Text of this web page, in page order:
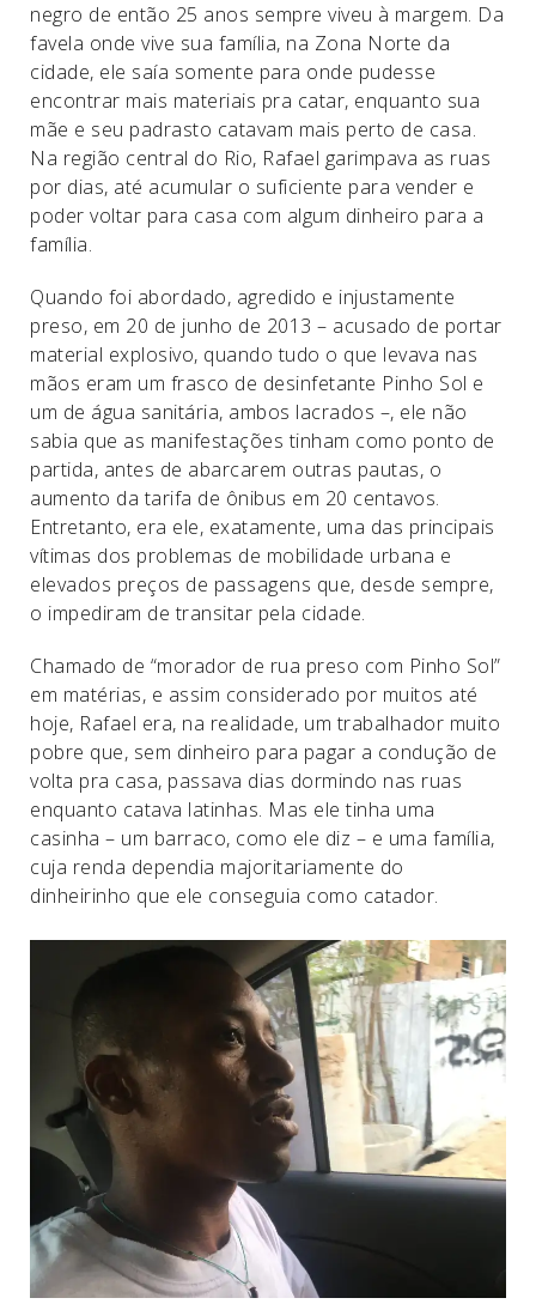
negro de então 25 anos sempre viveu à margem. Da
favela onde vive sua família, na Zona Norte da
cidade, ele saía somente para onde pudesse
encontrar mais materiais pra catar, enquanto sua
mãe e seu padrasto catavam mais perto de casa.
Na região central do Rio, Rafael garimpava as ruas
por dias, até acumular o suficiente para vender e
poder voltar para casa com algum dinheiro para a
família.
Quando foi abordado, agredido e injustamente
preso, em 20 de junho de 2013 – acusado de portar
material explosivo, quando tudo o que levava nas
mãos eram um frasco de desinfetante Pinho Sol e
um de água sanitária, ambos lacrados –, ele não
sabia que as manifestações tinham como ponto de
partida, antes de abarcarem outras pautas, o
aumento da tarifa de ônibus em 20 centavos.
Entretanto, era ele, exatamente, uma das principais
vítimas dos problemas de mobilidade urbana e
elevados preços de passagens que, desde sempre,
o impediram de transitar pela cidade.
Chamado de “morador de rua preso com Pinho Sol”
em matérias, e assim considerado por muitos até
hoje, Rafael era, na realidade, um trabalhador muito
pobre que, sem dinheiro para pagar a condução de
volta pra casa, passava dias dormindo nas ruas
enquanto catava latinhas. Mas ele tinha uma
casinha – um barraco, como ele diz – e uma família,
cuja renda dependia majoritariamente do
dinheirinho que ele conseguia como catador.